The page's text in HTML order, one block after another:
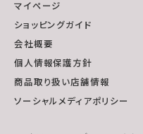
マイページ
ショッピングガイド
会社概要
個人情報保護方針
商品取り扱い店舗情報
ソーシャルメディアポリシー